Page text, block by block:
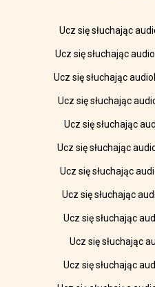
Ucz się słuchając
Ucz się słuchając
Ucz się słuchając
Ucz się słuchając
Ucz się słuchając
Ucz się słuchając
Ucz się słuchając
Ucz się słuchając
Ucz się słuchając
Ucz się słuchając
Ucz się słuchając